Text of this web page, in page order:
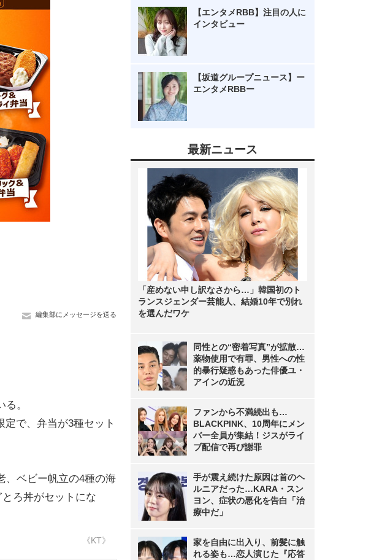
編集部にメッセージを送る
。
で、弁当が3種セット
、ベビー帆立の4種の海
ろ丼がセットにな
《KT》
【エンタメRBB】注目の人に
インタビュー
【坂道グループニュース】ー
エンタメRBBー
最新ニュース
「産めない申し訳なさから…」韓国初のト
ランスジェンダー芸能人、結婚10年で別れ
を選んだワケ
同性との“密着写真”が拡散…
薬物使用で有罪、男性への性
的暴行疑惑もあった俳優ユ・
アインの近況
ファンから不満続出も…
BLACKPINK、10周年にメン
バー全員が集結！ジスがライ
ブ配信で再び謝罪
手が震え続けた原因は首のヘ
ルニアだった…KARA・スン
ヨン、症状の悪化を告白「治
療中だ」
家を自由に出入り、前髪に触
れる姿も…恋人演じた『応答